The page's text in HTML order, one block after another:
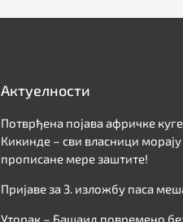
Актуелности
Потврђена појава афричке
Кикинде – сви власници
прописане мере заштите!
Пријаве за 3. изложбу паса
Уторак – Башаид повремено